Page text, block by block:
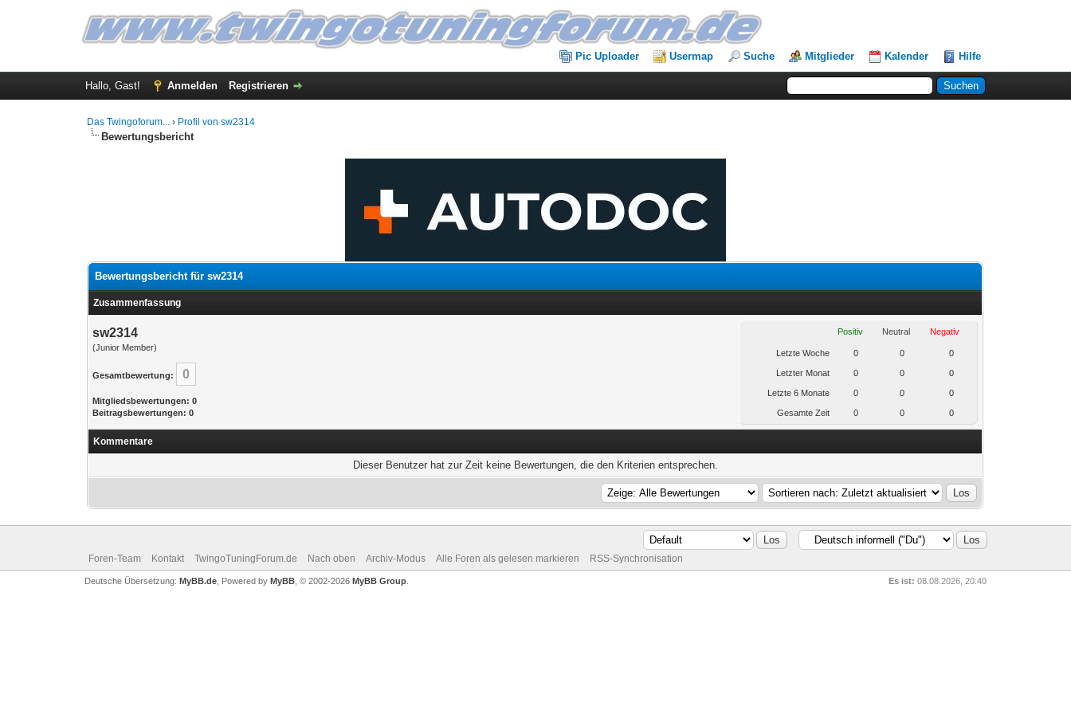
Pic Uploader Usermap Suche Mitglieder Kalender Hilfe
Hallo, Gast! Anmelden Registrieren
Das Twingoforum... › Profil von sw2314
Bewertungsbericht
Bewertungsbericht für sw2314
Zusammenfassung
sw2314
(Junior Member)
Gesamtbewertung: 0
Mitgliedsbewertungen: 0
Beitragsbewertungen: 0
Positiv Neutral Negativ
Letzte Woche 0 0 0
Letzter Monat 0 0 0
Letzte 6 Monate 0 0 0
Gesamte Zeit 0 0 0
Kommentare
Dieser Benutzer hat zur Zeit keine Bewertungen, die den Kriterien entsprechen.
Foren-Team Kontakt TwingoTuningForum.de Nach oben Archiv-Modus Alle Foren als gelesen markieren RSS-Synchronisation
Es ist: 08.08.2026, 20:40
Deutsche Übersetzung: MyBB.de, Powered by MyBB, © 2002-2026 MyBB Group.